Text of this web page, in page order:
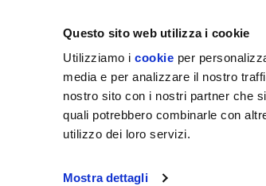
Questo sito web utilizza i cookie
Utilizziamo icookie per
media e per analizzare il nostro
nostro sito con i nostri partner che
quali potrebbero combinarle con
utilizzo dei loro servizi.
Mostra dettagli